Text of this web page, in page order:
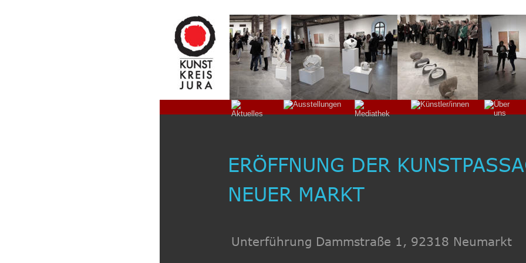
ERÖFFNUNG DER
NEUER MARKT
Unterführung Dammstraße 1, 92318 Neumarkt